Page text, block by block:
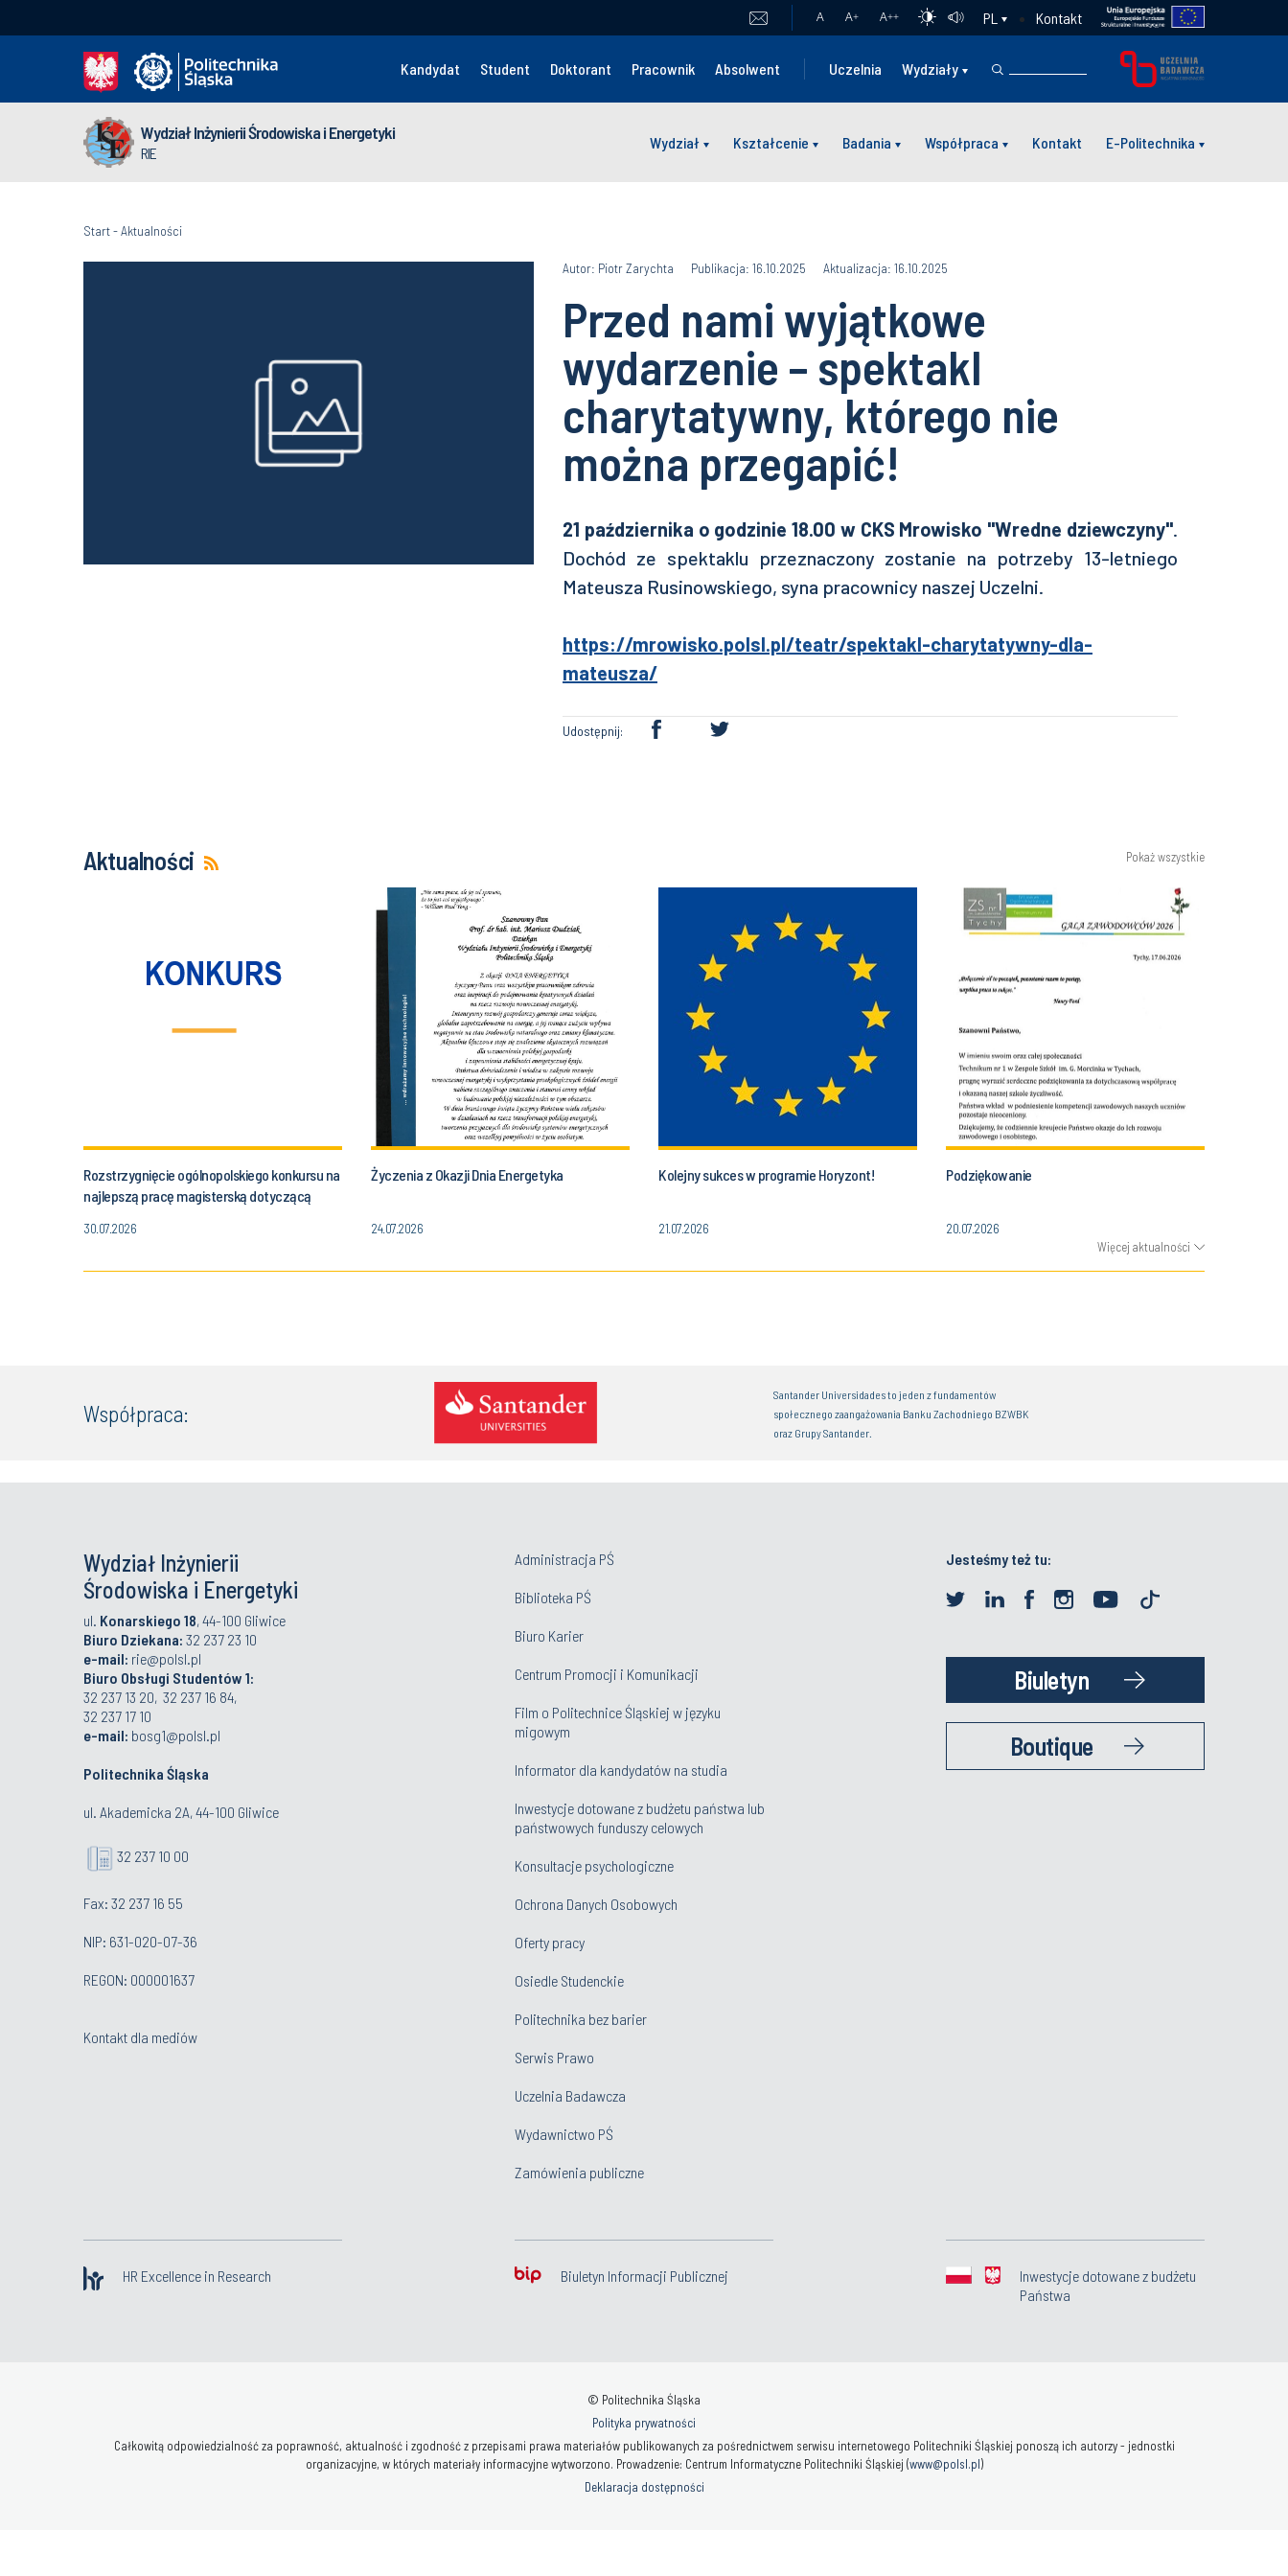
A A+ A++ PL Kontakt
Kandydat Student Doktorant Pracownik Absolwent Uczelnia Wydziały
Wydział Inżynierii Środowiska i Energetyki
RIE
Wydział Kształcenie Badania Współpraca Kontakt E-Politechnika
Start-Aktualności
Autor: Piotr Zarychta Publikacja: 16.10.2025 Aktualizacja: 16.10.2025
Przed nami wyjątkowe
wydarzenie – spektakl
charytatywny, którego nie
można przegapić!
21 października o godzinie 18.00 w CKS Mrowisko "Wredne dziewczyny".
Dochód ze spektaklu przeznaczony zostanie na potrzeby 13-letniego
Mateusza Rusinowskiego, syna pracownicy naszej Uczelni.
https://mrowisko.polsl.pl/teatr/spektakl-charytatywny-dla-
mateusza/
Udostępnij:
Aktualności Pokaż wszystkie
Rozstrzygnięcie ogólnopolskiego konkursu na
najlepszą pracę magisterską dotyczącą
symulacji procesów cieplno-przepływowych.
30.07.2026
Życzenia z Okazji Dnia Energetyka
24.07.2026
Kolejny sukces w programie Horyzont!
21.07.2026
Podziękowanie
20.07.2026
Więcej aktualności
Współpraca:
Santander Universidades to jeden z fundamentów
społecznego zaangażowania Banku Zachodniego BZWBK
oraz Grupy Santander.
Wydział Inżynierii
Środowiska i Energetyki
ul. Konarskiego 18, 44-100 Gliwice
Biuro Dziekana: 32 237 23 10
e-mail: rie@polsl.pl
Biuro Obsługi Studentów 1:
32 237 13 20, 32 237 16 84,
32 237 17 10
e-mail: bosg1@polsl.pl
Politechnika Śląska
ul. Akademicka 2A, 44-100 Gliwice
32 237 10 00
Fax: 32 237 16 55
NIP: 631-020-07-36
REGON: 000001637
Kontakt dla mediów
Administracja PŚ
Biblioteka PŚ
Biuro Karier
Centrum Promocji i Komunikacji
Film o Politechnice Śląskiej w języku
migowym
Informator dla kandydatów na studia
Inwestycje dotowane z budżetu państwa lub
państwowych funduszy celowych
Konsultacje psychologiczne
Ochrona Danych Osobowych
Oferty pracy
Osiedle Studenckie
Politechnika bez barier
Serwis Prawo
Uczelnia Badawcza
Wydawnictwo PŚ
Zamówienia publiczne
Jesteśmy też tu:
Biuletyn
Boutique
HR Excellence in Research Biuletyn Informacji Publicznej
Inwestycje dotowane z budżetu
Państwa
© Politechnika Śląska
Polityka prywatności
Całkowitą odpowiedzialność za poprawność, aktualność i zgodność z przepisami prawa materiałów publikowanych za pośrednictwem serwisu internetowego Politechniki Śląskiej ponoszą ich autorzy - jednostki
organizacyjne, w których materiały informacyjne wytworzono. Prowadzenie: Centrum Informatyczne Politechniki Śląskiej (www@polsl.pl)
Deklaracja dostępności